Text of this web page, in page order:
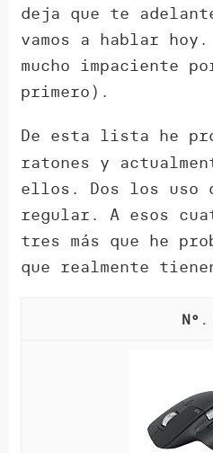
deja que te
vamos a hablar hoy.
mucho impaciente
primero).
De esta lista he
ratones y
ellos. Dos los uso
regular. A esos
tres más que he
que realmente